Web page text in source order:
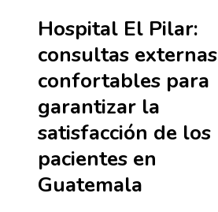
Hospital El Pilar:
consultas externas
confortables para
garantizar la
satisfacción de los
pacientes en
Guatemala